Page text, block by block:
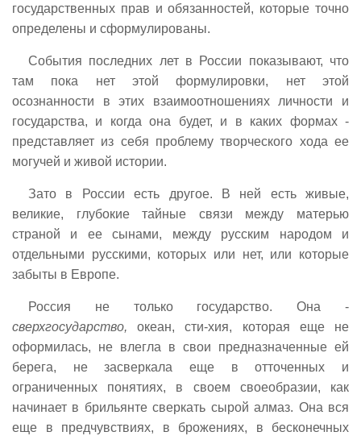
государственных прав и обязанностей, которые точно
определены и сформулированы.
События последних лет в России показывают, что
там пока нет этой формулировки, нет этой
осознанности в этих взаимоотношениях личности и
государства, и когда она будет, и в каких формах -
представляет из себя проблему творческого хода ее
могучей и живой истории.
Зато в России есть другое. В ней есть живые,
великие, глубокие тайные связи между матерью
страной и ее сынами, между русским народом и
отдельными русскими, которых или нет, или которые
забыты в Европе.
Россия не только государство. Она -
сверхгосударство,океан, сти-хия, которая еще не
оформилась, не влегла в свои предназначенные ей
берега, не засверкала еще в отточенных и
ограниченных понятиях, в своем своеобразии, как
начинает в брильянте сверкать сырой алмаз. Она вся
еще в предчувствиях, в брожениях, в бесконечных